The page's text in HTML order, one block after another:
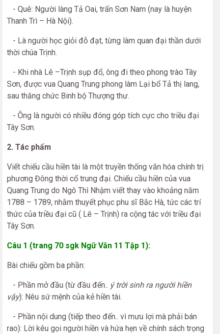
- Quê: Người làng Tả Oai, trấn Sơn Nam (nay là huyện
Thanh Trì – Hà Nội).
- Là người học giỏi đỗ đạt, từng làm quan đại thần dưới
thời chúa Trịnh.
- Khi nhà Lê –Trịnh sụp đổ, ông đi theo phong trào Tây
Sơn, được vua Quang Trung phong làm Lại bổ Tả thị lang,
sau thăng chức Binh bộ Thượng thư.
- Ông là người có nhiều đóng góp tích cực cho triều đại
Tây Sơn.
2. Tác phẩm
Viết chiếu cầu hiền tài là một truyền thống văn hóa chính trị
phương Đông thời cổ trung đại. Chiếu cầu hiền của vua
Quang Trung do Ngô Thì Nhậm viết thay vào khoảng năm
1788 – 1789, nhằm thuyết phục phu sĩ Bắc Hà, tức các trí
thức của triều đại cũ ( Lê – Trịnh) ra cộng tác với triều đại
Tây Sơn.
Câu 1 (trang 70 sgk Ngữ Văn 11 Tập 1):
Bài chiếu gồm ba phần:
- Phần mở đầu (từ đầu đến.. ý trời sinh ra người hiền
vậy): Nêu sứ mệnh của kẻ hiền tài.
- Phần nội dung (tiếp theo đến.. vì mưu lợi mà phải bán
rao): Lời kêu gọi người hiền và hứa hẹn về chính sách trọng